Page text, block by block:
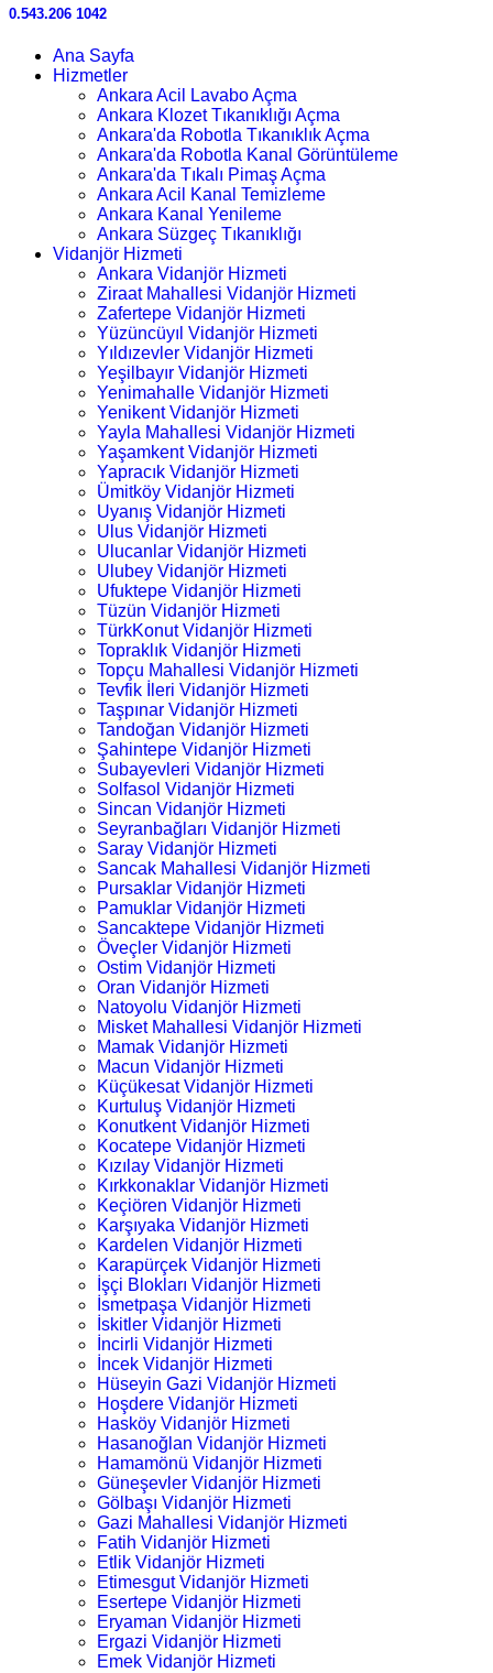
0.543.206 1042
Ana Sayfa
Hizmetler
Ankara Acil Lavabo Açma
Ankara Klozet Tıkanıklığı Açma
Ankara'da Robotla Tıkanıklık Açma
Ankara'da Robotla Kanal Görüntüleme
Ankara'da Tıkalı Pimaş Açma
Ankara Acil Kanal Temizleme
Ankara Kanal Yenileme
Ankara Süzgeç Tıkanıklığı
Vidanjör Hizmeti
Ankara Vidanjör Hizmeti
Ziraat Mahallesi Vidanjör Hizmeti
Zafertepe Vidanjör Hizmeti
Yüzüncüyıl Vidanjör Hizmeti
Yıldızevler Vidanjör Hizmeti
Yeşilbayır Vidanjör Hizmeti
Yenimahalle Vidanjör Hizmeti
Yenikent Vidanjör Hizmeti
Yayla Mahallesi Vidanjör Hizmeti
Yaşamkent Vidanjör Hizmeti
Yapracık Vidanjör Hizmeti
Ümitköy Vidanjör Hizmeti
Uyanış Vidanjör Hizmeti
Ulus Vidanjör Hizmeti
Ulucanlar Vidanjör Hizmeti
Ulubey Vidanjör Hizmeti
Ufuktepe Vidanjör Hizmeti
Tüzün Vidanjör Hizmeti
TürkKonut Vidanjör Hizmeti
Topraklık Vidanjör Hizmeti
Topçu Mahallesi Vidanjör Hizmeti
Tevfik İleri Vidanjör Hizmeti
Taşpınar Vidanjör Hizmeti
Tandoğan Vidanjör Hizmeti
Şahintepe Vidanjör Hizmeti
Subayevleri Vidanjör Hizmeti
Solfasol Vidanjör Hizmeti
Sincan Vidanjör Hizmeti
Seyranbağları Vidanjör Hizmeti
Saray Vidanjör Hizmeti
Sancak Mahallesi Vidanjör Hizmeti
Pursaklar Vidanjör Hizmeti
Pamuklar Vidanjör Hizmeti
Sancaktepe Vidanjör Hizmeti
Öveçler Vidanjör Hizmeti
Ostim Vidanjör Hizmeti
Oran Vidanjör Hizmeti
Natoyolu Vidanjör Hizmeti
Misket Mahallesi Vidanjör Hizmeti
Mamak Vidanjör Hizmeti
Macun Vidanjör Hizmeti
Küçükesat Vidanjör Hizmeti
Kurtuluş Vidanjör Hizmeti
Konutkent Vidanjör Hizmeti
Kocatepe Vidanjör Hizmeti
Kızılay Vidanjör Hizmeti
Kırkkonaklar Vidanjör Hizmeti
Keçiören Vidanjör Hizmeti
Karşıyaka Vidanjör Hizmeti
Kardelen Vidanjör Hizmeti
Karapürçek Vidanjör Hizmeti
İşçi Blokları Vidanjör Hizmeti
İsmetpaşa Vidanjör Hizmeti
İskitler Vidanjör Hizmeti
İncirli Vidanjör Hizmeti
İncek Vidanjör Hizmeti
Hüseyin Gazi Vidanjör Hizmeti
Hoşdere Vidanjör Hizmeti
Hasköy Vidanjör Hizmeti
Hasanoğlan Vidanjör Hizmeti
Hamamönü Vidanjör Hizmeti
Güneşevler Vidanjör Hizmeti
Gölbaşı Vidanjör Hizmeti
Gazi Mahallesi Vidanjör Hizmeti
Fatih Vidanjör Hizmeti
Etlik Vidanjör Hizmeti
Etimesgut Vidanjör Hizmeti
Esertepe Vidanjör Hizmeti
Eryaman Vidanjör Hizmeti
Ergazi Vidanjör Hizmeti
Emek Vidanjör Hizmeti